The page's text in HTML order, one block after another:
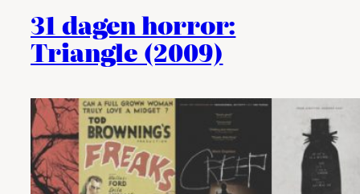
31 dagen horror:
Triangle (2009)